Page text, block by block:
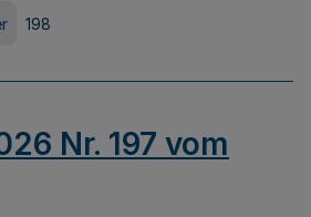
198
Nr. 197 vom